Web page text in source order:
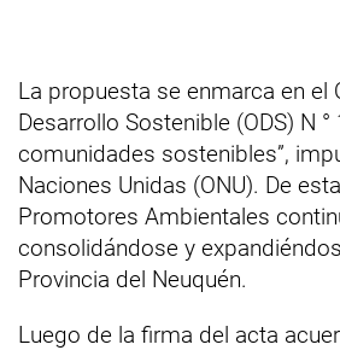
La propuesta se enmarca en el
Desarrollo Sostenible (ODS) N °
comunidades sostenibles”,
Naciones Unidas (ONU). De
Promotores Ambientales
consolidándose y
Provincia del Neuquén.
Luego de la firma del acta